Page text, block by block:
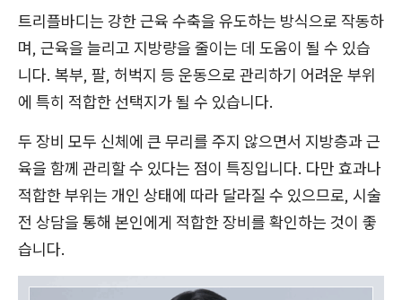
트리플바디는 강한 근육 수축을 유도하는 방식으로 작동하
며, 근육을 늘리고 지방량을 줄이는 데 도움이 될 수 있습
니다. 복부, 팔, 허벅지 등 운동으로 관리하기 어려운 부위
에 특히 적합한 선택지가 될 수 있습니다.
두 장비 모두 신체에 큰 무리를 주지 않으면서 지방층과 근
육을 함께 관리할 수 있다는 점이 특징입니다. 다만 효과나
적합한 부위는 개인 상태에 따라 달라질 수 있으므로, 시술
전 상담을 통해 본인에게 적합한 장비를 확인하는 것이 좋
습니다.